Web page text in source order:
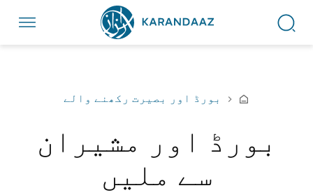
بورڈ اور بصیرت رکھنے والے
بورڈ اور مشیران
سے ملیں